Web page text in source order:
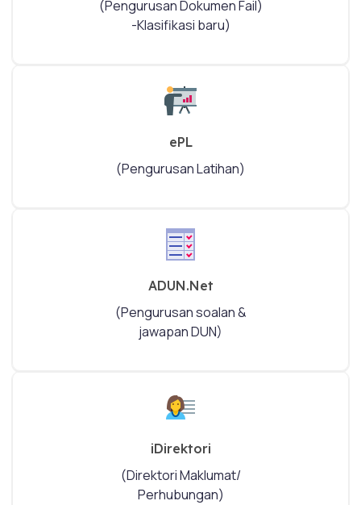
(Pengurusan Dokumen Fail)
-Klasifikasi baru)
ePL
(Pengurusan Latihan)
ADUN.Net
(Pengurusan soalan &
jawapan DUN)
iDirektori
(Direktori Maklumat/
Perhubungan)